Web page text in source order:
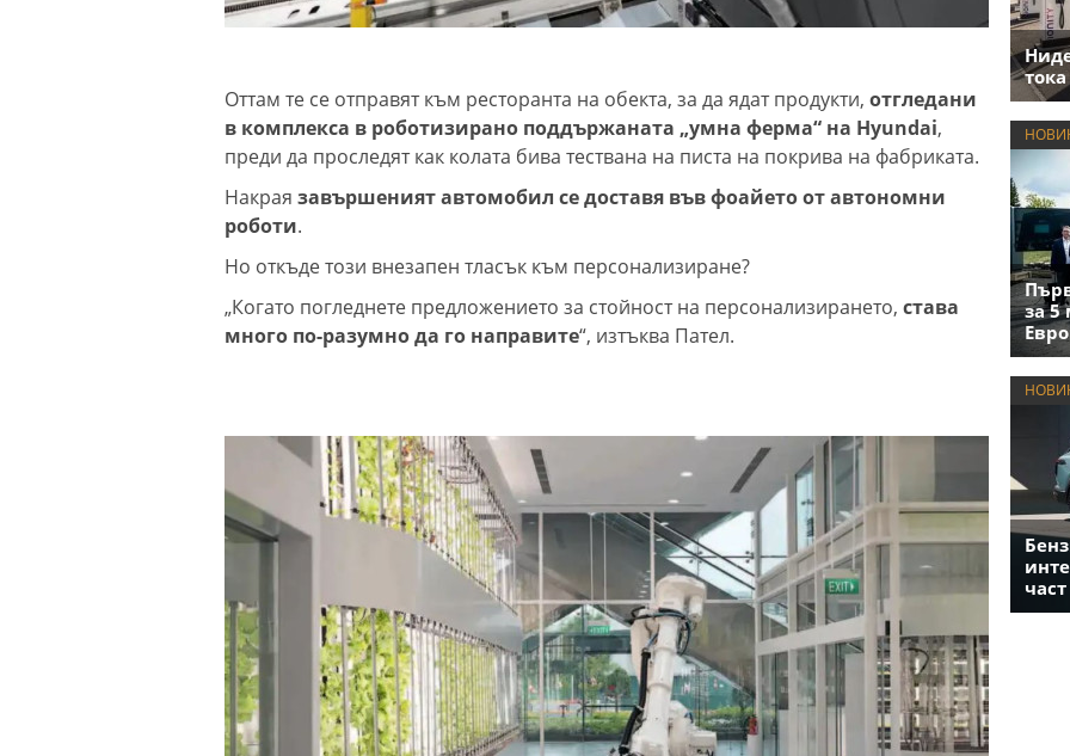
Оттам те се отправят към ресторанта на обекта, за да ядат продукти, отгледани
в комплекса в роботизирано поддържаната „умна ферма“ на Hyundai,
преди да проследят как колата бива тествана на писта на покрива на фабриката.
Накрая завършеният автомобил се доставя във фоайето от автономни
роботи.
Но откъде този внезапен тласък към персонализиране?
„Когато погледнете предложението за стойност на персонализирането, става
много по-разумно да го направите“, изтъква Пател.
за 5
част